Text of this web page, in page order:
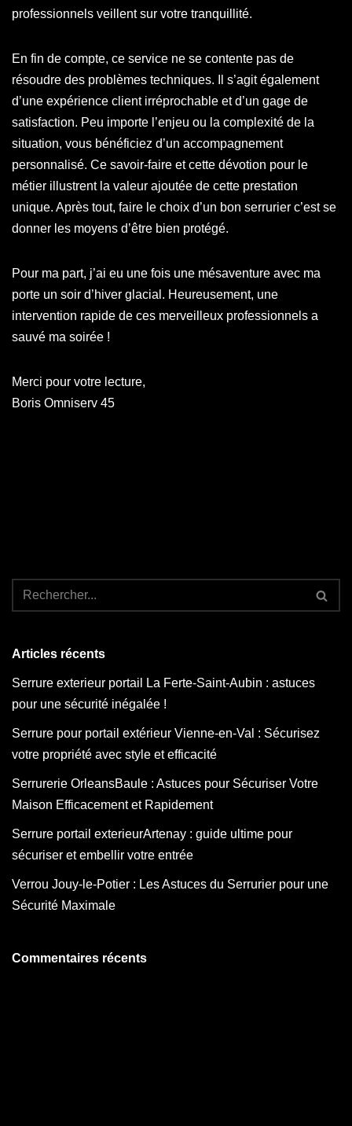
professionnels veillent sur votre tranquillité.
En fin de compte, ce service ne se contente pas de
résoudre des problèmes techniques. Il s’agit également
d’une expérience client irréprochable et d’un gage de
satisfaction. Peu importe l’enjeu ou la complexité de la
situation, vous bénéficiez d’un accompagnement
personnalisé. Ce savoir-faire et cette dévotion pour le
métier illustrent la valeur ajoutée de cette prestation
unique. Après tout, faire le choix d’un bon serrurier c’est se
donner les moyens d’être bien protégé.
Pour ma part, j’ai eu une fois une mésaventure avec ma
porte un soir d’hiver glacial. Heureusement, une
intervention rapide de ces merveilleux professionnels a
sauvé ma soirée !
Merci pour votre lecture,
Boris Omniserv 45
Articles récents
Serrure exterieur portail La Ferte-Saint-Aubin : astuces
pour une sécurité inégalée !
Serrure pour portail extérieur Vienne-en-Val : Sécurisez
votre propriété avec style et efficacité
Serrurerie OrleansBaule : Astuces pour Sécuriser Votre
Maison Efficacement et Rapidement
Serrure portail exterieurArtenay : guide ultime pour
sécuriser et embellir votre entrée
Verrou Jouy-le-Potier : Les Astuces du Serrurier pour une
Sécurité Maximale
Commentaires récents